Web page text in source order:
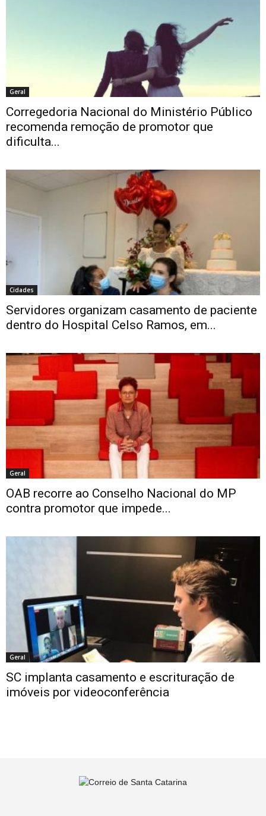
Geral
Corregedoria Nacional do Ministério Público
recomenda remoção de promotor que
dificulta...
Cidades
Servidores organizam casamento de paciente
dentro do Hospital Celso Ramos, em...
Geral
OAB recorre ao Conselho Nacional do MP
contra promotor que impede...
Geral
SC implanta casamento e escrituração de
imóveis por videoconferência